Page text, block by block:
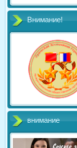
Внимание!
внимание